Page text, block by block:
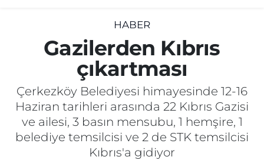
HABER
Gazilerden Kıbrıs
çıkartması
Çerkezköy Belediyesi himayesinde 12-16
Haziran tarihleri arasında 22 Kıbrıs Gazisi
ve ailesi, 3 basın mensubu, 1 hemşire, 1
belediye temsilcisi ve 2 de STK temsilcisi
Kıbrıs'a gidiyor
Kültür&Sanat
Manşet
SAĞLIK
Spor
Tekirdağ Trafik Yoğunluk Haritası
Süper Lig Puan Durumu ve Fikstür
Tüm Manşetler
Son Dakika Haberleri
Haber Arşivi